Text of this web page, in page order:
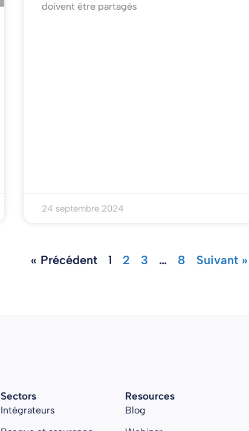
doivent être partagés
24 septembre 2024
« Précédent 1 2 3 … 8 Suivant »
Sectors
Intégrateurs
Resources
Blog